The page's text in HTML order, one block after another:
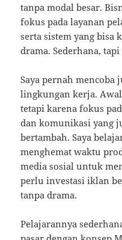
tanpa modal besar.
fokus pada layanan
serta sistem yang bisa
drama. Sederhana,
Saya pernah mencoba
lingkungan kerja.
tetapi karena fokus
dan komunikasi yang
bertambah. Saya
menghemat waktu
media sosial untuk
perlu investasi iklan
tanpa drama.
Pelajarannya